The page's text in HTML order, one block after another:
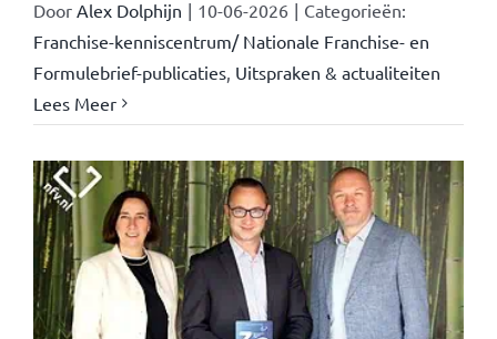
Door Alex Dolphijn | 10-06-2026 | Categorieën:
Franchise-kenniscentrum/ Nationale Franchise- en
Formulebrief-publicaties, Uitspraken & actualiteiten
Lees Meer